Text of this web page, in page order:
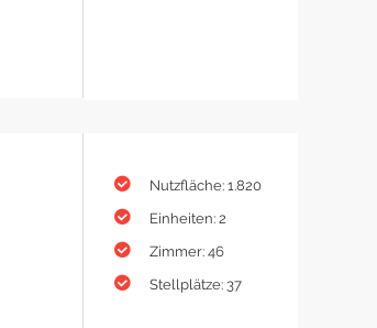
Nutzfläche: 1.820
Einheiten: 2
Zimmer: 46
Stellplätze: 37